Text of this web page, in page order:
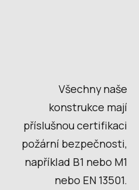
Všechny naše
konstrukce mají
příslušnou certifikaci
požární bezpečnosti,
například B1 nebo M1
nebo EN 13501.